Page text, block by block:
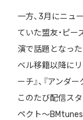
一方、3月にニュ
ていた盟友・ピ
演で話題となっ
ベル移籍以降にリ
ーチ』、『アンダ
このたび配信ス
ペクト〜